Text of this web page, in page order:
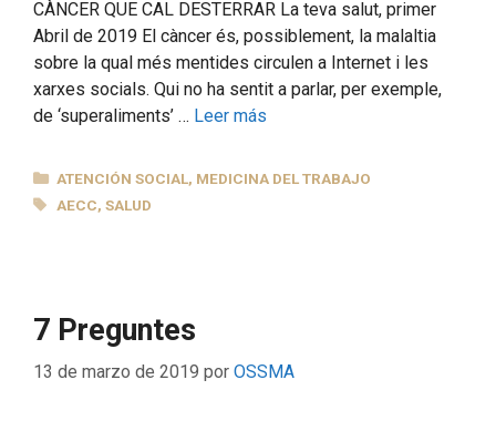
CÀNCER QUE CAL DESTERRAR La teva salut, primer
Abril de 2019 El càncer és, possiblement, la malaltia
sobre la qual més mentides circulen a Internet i les
xarxes socials. Qui no ha sentit a parlar, per exemple,
de ‘superaliments’ … Leer más
CATEGORÍAS
ATENCIÓN SOCIAL, MEDICINA DEL TRABAJO
ETIQUETAS
AECC,SALUD
7 Preguntes
13 de marzo de 2019 por OSSMA